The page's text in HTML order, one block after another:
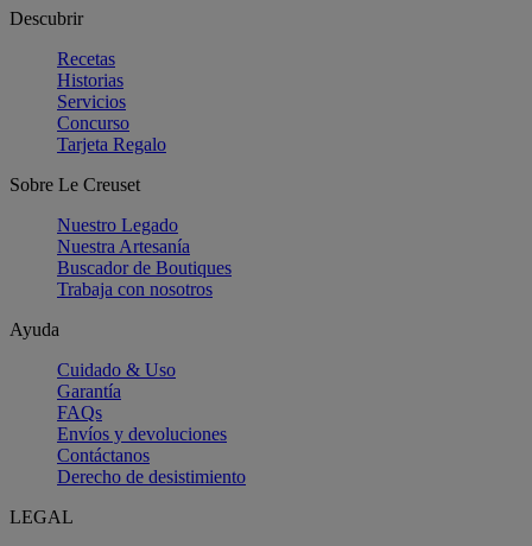
Descubrir
Recetas
Historias
Servicios
Concurso
Tarjeta Regalo
Sobre Le Creuset
Nuestro Legado
Nuestra Artesanía
Buscador de Boutiques
Trabaja con nosotros
Ayuda
Cuidado & Uso
Garantía
FAQs
Envíos y devoluciones
Contáctanos
Derecho de desistimiento
LEGAL